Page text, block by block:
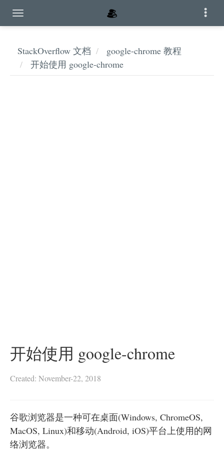
StackOverflow 文档
google-chrome 教程
开始使用 google-chrome
开始使用 google-chrome
Created: November-22, 2018
谷歌浏览器是一种可在桌面(Windows, ChromeOS,
MacOS, Linux)和移动(Android, iOS)平台上使用的网
络浏览器。